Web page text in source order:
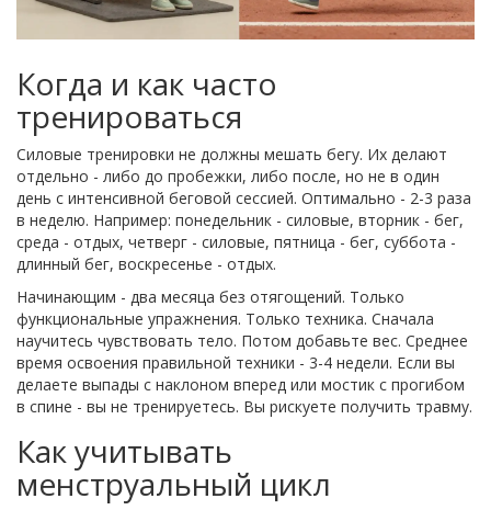
Когда и как часто
тренироваться
Силовые тренировки не должны мешать бегу. Их делают
отдельно - либо до пробежки, либо после, но не в один
день с интенсивной беговой сессией. Оптимально - 2-3 раза
в неделю. Например: понедельник - силовые, вторник - бег,
среда - отдых, четверг - силовые, пятница - бег, суббота -
длинный бег, воскресенье - отдых.
Начинающим - два месяца без отягощений. Только
функциональные упражнения. Только техника. Сначала
научитесь чувствовать тело. Потом добавьте вес. Среднее
время освоения правильной техники - 3-4 недели. Если вы
делаете выпады с наклоном вперед или мостик с прогибом
в спине - вы не тренируетесь. Вы рискуете получить травму.
Как учитывать
менструальный цикл